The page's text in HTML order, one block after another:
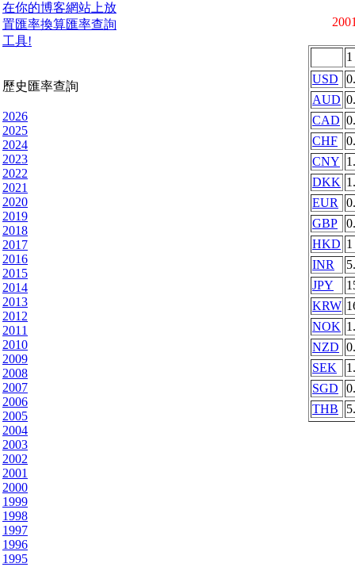
在你的博客網站上放
置匯率換算匯率查詢
工具!
歷史匯率查詢
2026
2025
2024
2023
2022
2021
2020
2019
2018
2017
2016
2015
2014
2013
2012
2011
2010
2009
2008
2007
2006
2005
2004
2003
2002
2001
2000
1999
1998
1997
1996
1995
1
USD
AUD
CAD
CHF
CNY
DKK
EUR
GBP
HKD 1
INR
JPY
KRW
NOK
NZD
SEK
SGD
THB